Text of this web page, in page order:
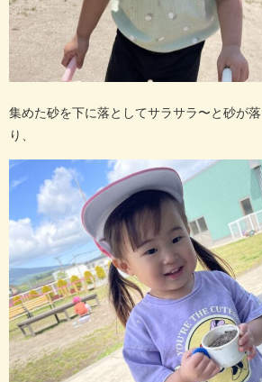
集めた砂を下に落としてサラサラ〜と砂が
り、